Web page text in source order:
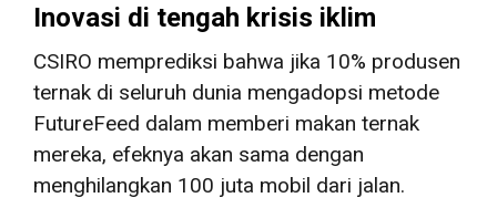
Inovasi di tengah krisis iklim
CSIRO memprediksi bahwa jika 10% produsen
ternak di seluruh dunia mengadopsi metode
FutureFeed dalam memberi makan ternak
mereka, efeknya akan sama dengan
menghilangkan 100 juta mobil dari jalan.